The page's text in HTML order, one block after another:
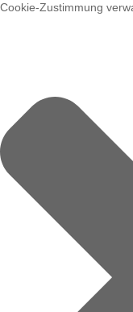
Cookie-Zustimmung